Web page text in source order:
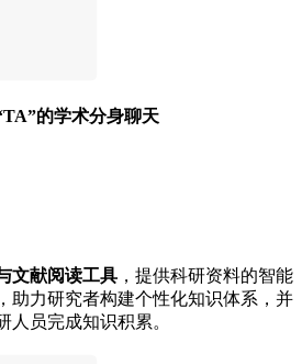
的学术分身聊天
文献阅读工具 ，提供科研资料的智能
助力研究者构建个性化知识体系，并
人员完成知识积累。